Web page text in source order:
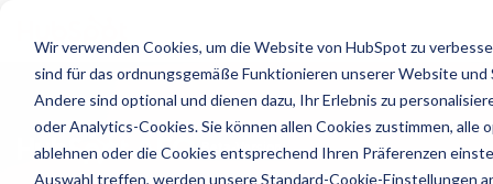
Wir verwenden Cookies, um die Website von HubSpot zu
sind für das ordnungsgemäße Funktionieren unserer Website und
Andere sind optional und dienen dazu, Ihr Erlebnis zu
oder Analytics-Cookies. Sie können allen Cookies zustimmen, alle
ablehnen oder die Cookies entsprechend Ihren Präferenzen
Auswahl treffen, werden unsere Standard-Cookie-Einstellungen
Beta-Version